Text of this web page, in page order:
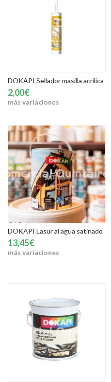
DOKAPI Sellador masilla acrilica
2,00€
más variaciones
DOKAPI Lasur al agua satinado
13,45€
más variaciones